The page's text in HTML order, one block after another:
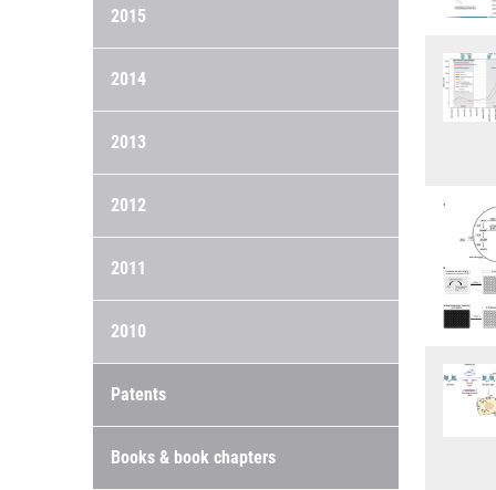
2015
2014
2013
2012
2011
2010
Patents
Books & book chapters